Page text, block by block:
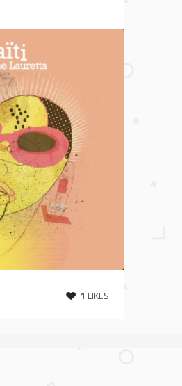
1 LIKES